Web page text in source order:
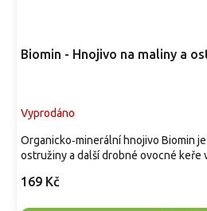
Biomin - Hnojivo na maliny a
Vyprodáno
169 Kč
Organicko‑minerální hnojivo Biomin
ostružiny a další drobné ovocné keře